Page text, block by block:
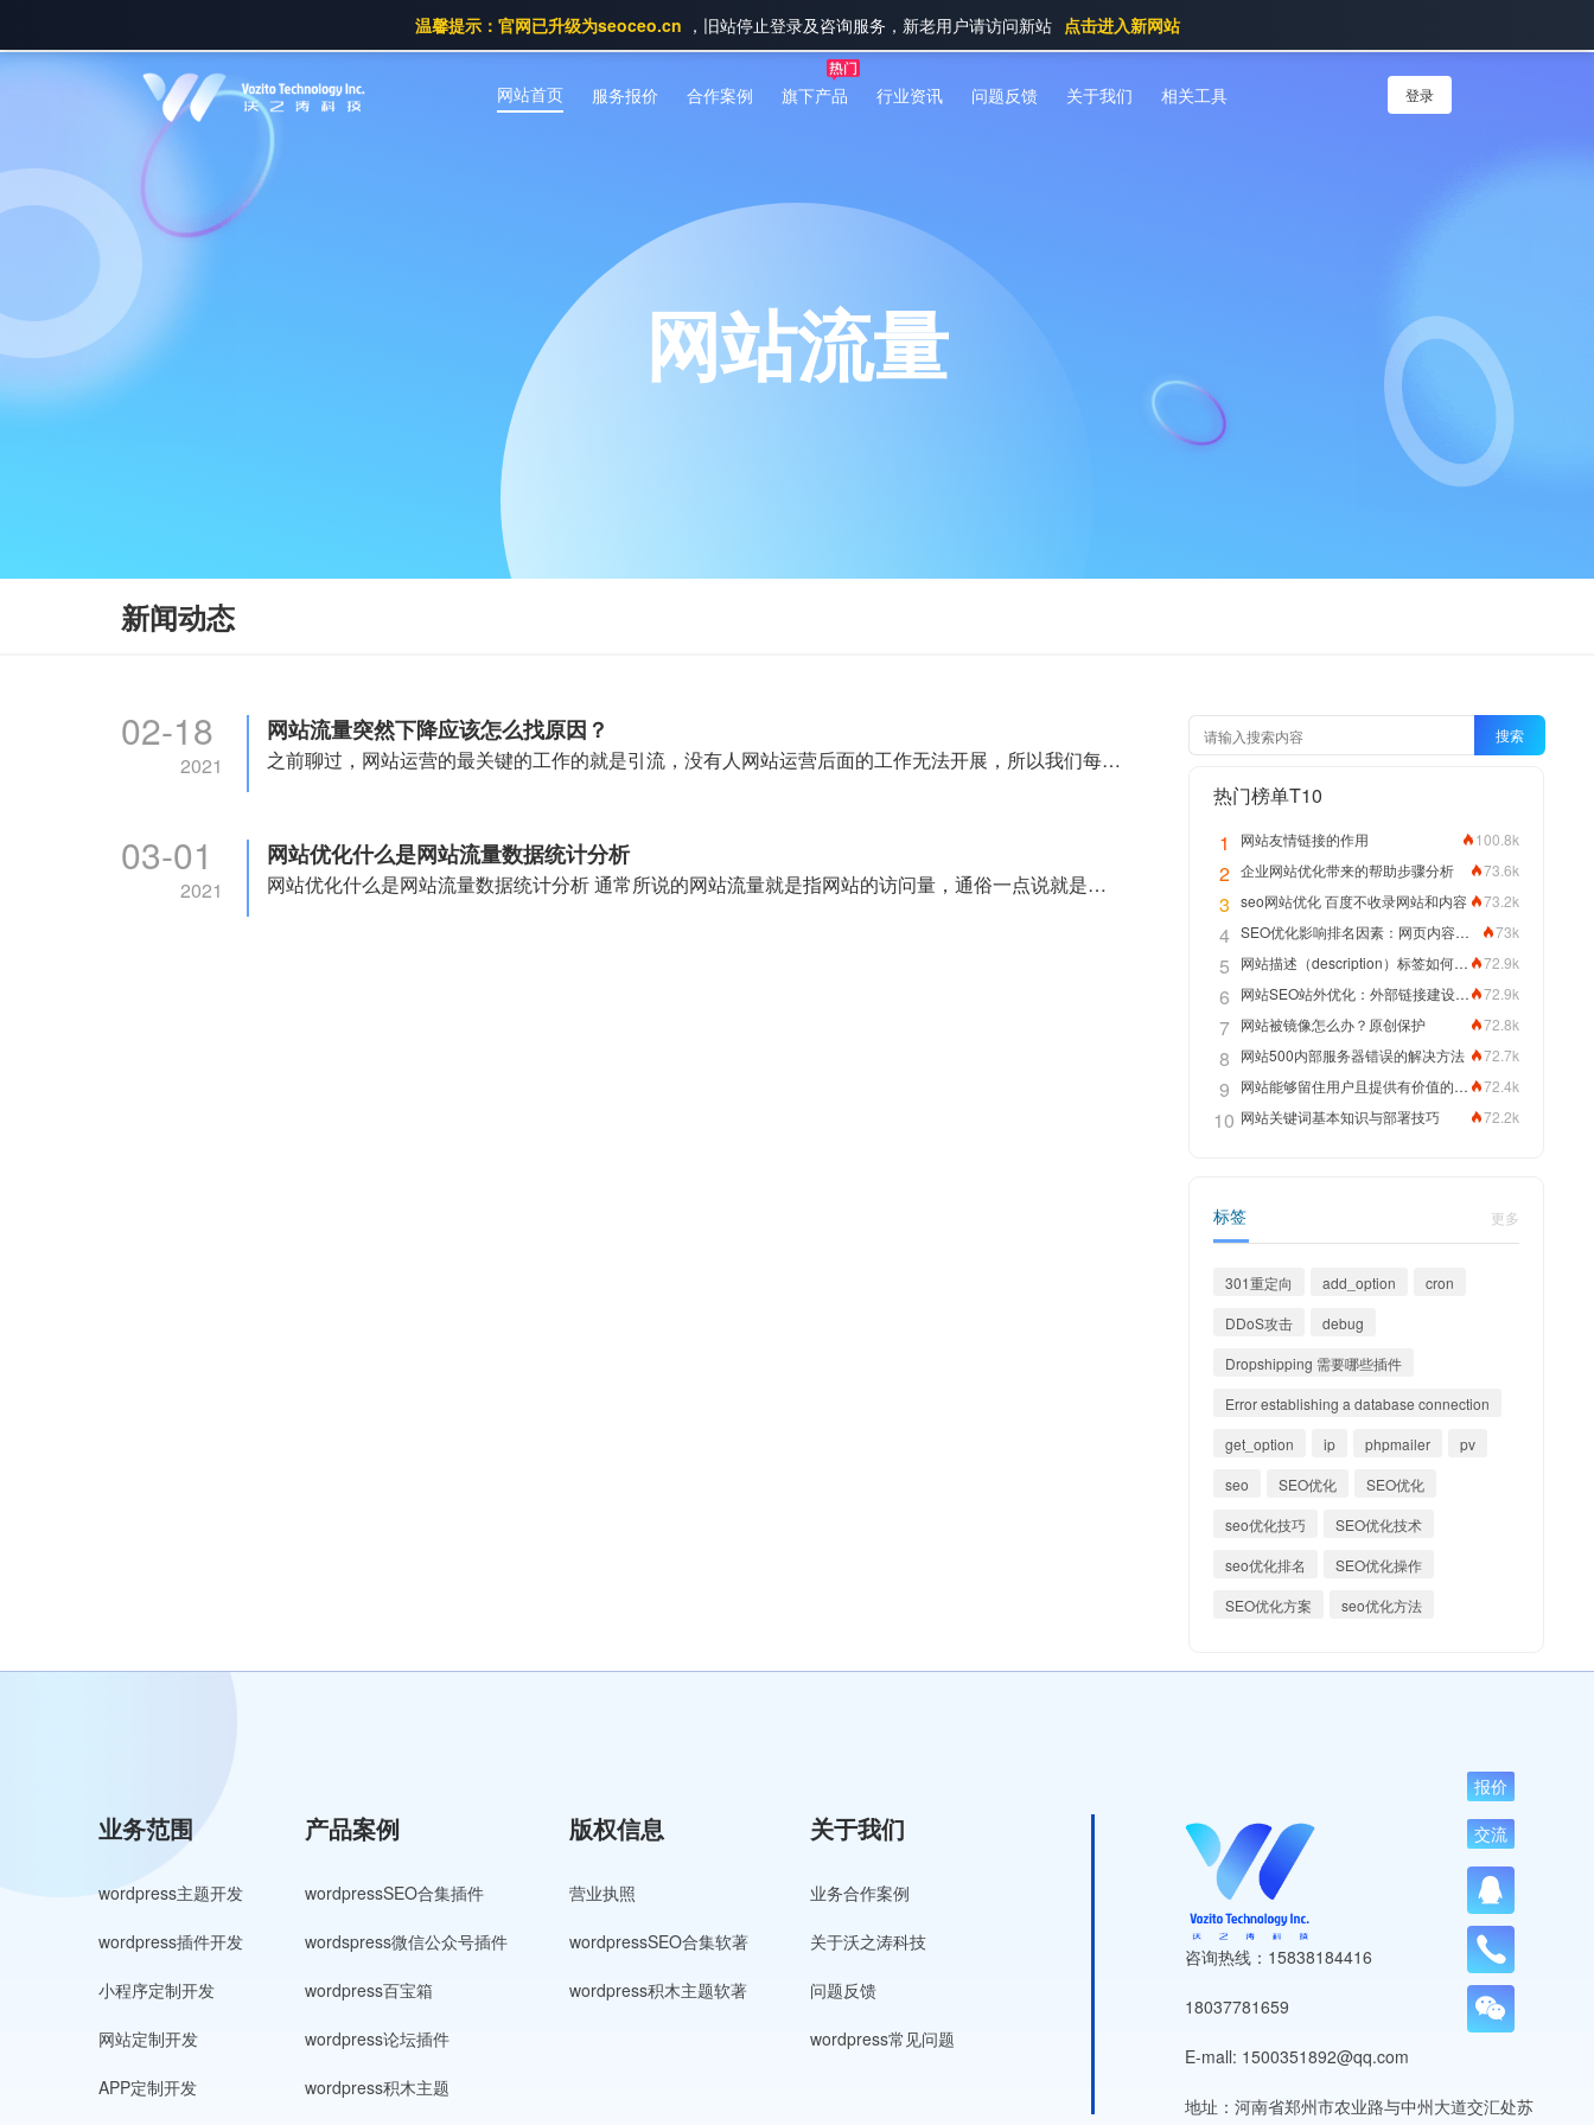
温馨提示：官网已升级为seoceo.cn ，旧站停止登录及咨询服务，新老用户请访问新站 点击进入新网站
网站首页 服务报价 合作案例 旗下产品 行业资讯 问题反馈 关于我们 相关工具 登录
网站流量
新闻动态
02-18
2021
网站流量突然下降应该怎么找原因？
之前聊过，网站运营的最关键的工作的就是引流，没有人网站运营后面的工作无法开展，所以我们每天都要关注自己网站的流量，通常我们都会给网站安装统计代码，然后每天收集网站用户访问的数据，但是很多时候我们都会碰到这种情况，就是网站的流量出现异常下降情况
03-01
2021
网站优化什么是网站流量数据统计分析
网站优化什么是网站流量数据统计分析 通常所说的网站流量就是指网站的访问量，通俗一点说就是用户浏览页面的数量，常用的统计指标包括网站的独立用户数量、用户在网站的平均停留时间等，常用网站流量统计指标包括网站独立用户数量、总用户数量
搜索
热门榜单T10
1
100.8k
网站友情链接的作用
2 73.6k
企业网站优化带来的帮助步骤分析
3 73.2k
seo网站优化 百度不收录网站和内容
4 73k
SEO优化影响排名因素：网页内容拼写正确性
5 72.9k
网站描述（description）标签如何编写优化网站排名
6 72.9k
网站SEO站外优化：外部链接建设方法
7 72.8k
网站被镜像怎么办？原创保护
8 72.7k
网站500内部服务器错误的解决方法
9 72.4k
网站能够留住用户且提供有价值的内容，关键词排名靠前指日可待
10 72.2k
网站关键词基本知识与部署技巧
标签 更多
301重定向 add_option
cron
DDoS攻击
debug
Dropshipping 需要哪些插件
Error establishing a database connection
get_option
ip phpmailer
pv
seo
SEO优化
SEO优化
seo优化技巧
SEO优化技术
seo优化排名
SEO优化操作
SEO优化方案
seo优化方法
业务范围
wordpress主题开发
wordpress插件开发
小程序定制开发
网站定制开发
APP定制开发
产品案例
wordpressSEO合集插件
wordspress微信公众号插件
wordpress百宝箱
wordpress论坛插件
wordpress积木主题
版权信息
营业执照
wordpressSEO合集软著
wordpress积木主题软著
关于我们
业务合作案例
关于沃之涛科技
问题反馈
wordpress常见问题
咨询热线：15838184416
18037781659
E-mall: 1500351892@qq.com
地址：河南省郑州市农业路与中州大道交汇处苏
报价
交流